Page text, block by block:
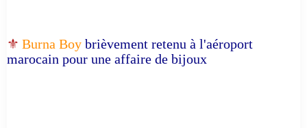
⚜️ Burna Boy brièvement retenu à l'aéroport
marocain pour une affaire de bijoux